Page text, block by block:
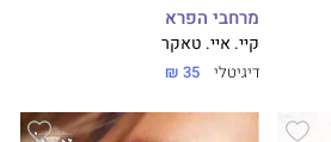
מרחבי הפרא
קיי. איי. טאקר
דיגיטלי 35 ₪